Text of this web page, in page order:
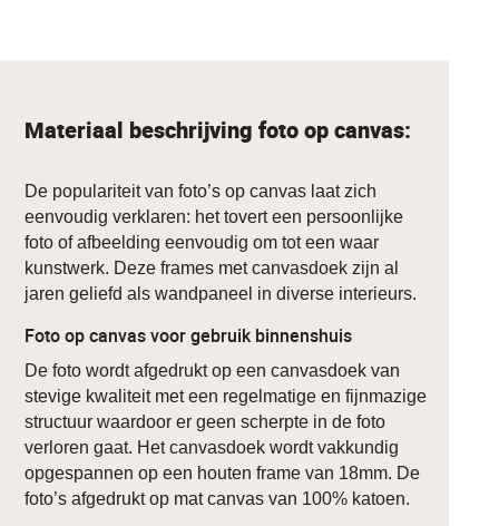
Materiaal beschrijving foto op canvas:
De populariteit van foto’s op canvas laat zich
eenvoudig verklaren: het tovert een persoonlijke
foto of afbeelding eenvoudig om tot een waar
kunstwerk. Deze frames met canvasdoek zijn al
jaren geliefd als wandpaneel in diverse interieurs.
Foto op canvas voor gebruik binnenshuis
De foto wordt afgedrukt op een canvasdoek van
stevige kwaliteit met een regelmatige en fijnmazige
structuur waardoor er geen scherpte in de foto
verloren gaat. Het canvasdoek wordt vakkundig
opgespannen op een houten frame van 18mm. De
foto’s afgedrukt op mat canvas van 100% katoen.